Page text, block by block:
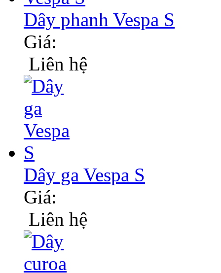
Dây phanh Vespa S
Giá:
Liên hệ
Dây ga Vespa S
Giá:
Liên hệ